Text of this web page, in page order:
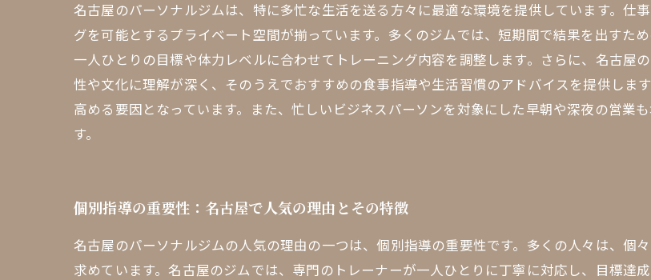
名古屋のパーソナルジムは、特に多忙な生活を送る方々に最適な環境を提供しています。仕
グを可能とするプライベート空間が揃っています。多くのジムでは、短期間で結果を出すた
一人ひとりの目標や体力レベルに合わせてトレーニング内容を調整します。さらに、名古屋
性や文化に理解が深く、そのうえでおすすめの食事指導や生活習慣のアドバイスを提供しま
高める要因となっています。また、忙しいビジネスパーソンを対象にした早朝や深夜の営業
す。
個別指導の重要性：名古屋で人気の理由とその特徴
名古屋のパーソナルジムの人気の理由の一つは、個別指導の重要性です。多くの人々は、個
求めています。名古屋のジムでは、専門のトレーナーが一人ひとりに丁寧に対応し、目標達